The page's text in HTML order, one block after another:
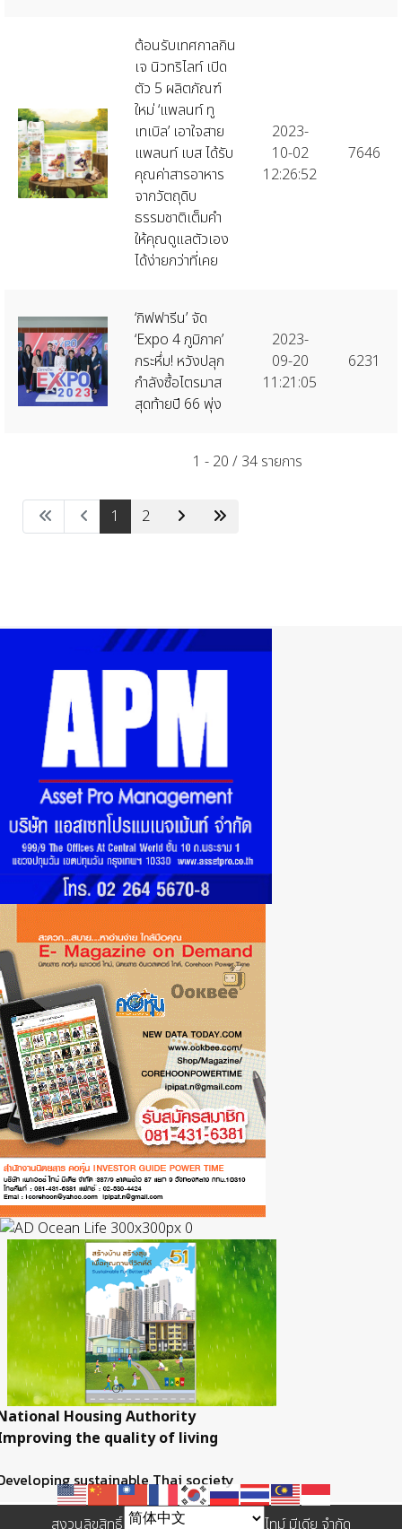
ต้อนรับเทศกาลกิน
เจ นิวทริไลท์ เปิด
ตัว 5 ผลิตภัณฑ์
ใหม่ ‘แพลนท์ ทู
เทเบิล’ เอาใจสาย
แพลนท์ เบส ได้รับ
คุณค่าสารอาหาร
จากวัตถุดิบ
ธรรมชาติเต็มคำ
ให้คุณดูแลตัวเอง
ได้ง่ายกว่าที่เคย
2023-
10-02
12:26:52
7646
‘กิฟฟารีน’ จัด
‘Expo 4 ภูมิภาค’
กระหึ่ม! หวังปลุก
กำลังซื้อไตรมาส
สุดท้ายปี 66 พุ่ง
2023-
09-20
11:21:05
6231
1 - 20 / 34 รายการ
1 2
Housing Authority
the quality of living
sustainable Thai society
สงวนลิขสิทธิ์ © 2557 บริษัท เพาเวอร์ ไทม์ มีเดีย จำกัด